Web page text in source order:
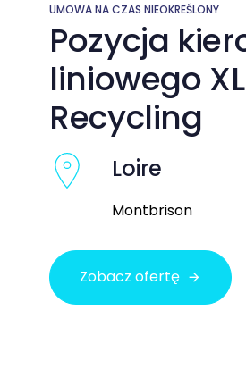
UMOWA NA CZAS NIEOKREŚLONY
Pozycja
liniowego XL
Recycling
Loire
Montbrison
Zobacz ofertę